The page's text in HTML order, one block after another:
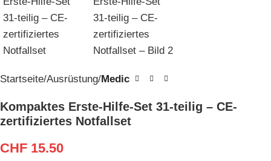
Startseite Ausrüstung Medic
Kompaktes Erste-Hilfe-Set 31-teilig – CE-
zertifiziertes Notfallset
CHF 15.50